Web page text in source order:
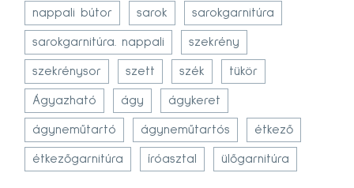
nappali bútor sarok sarokgarnitúra
sarokgarnitúra. nappali szekrény
szekrénysor szett szék tükör
Ágyazható ágy ágykeret
ágyneműtartó ágyneműtartós étkező
étkezőgarnitúra íróasztal ülőgarnitúra